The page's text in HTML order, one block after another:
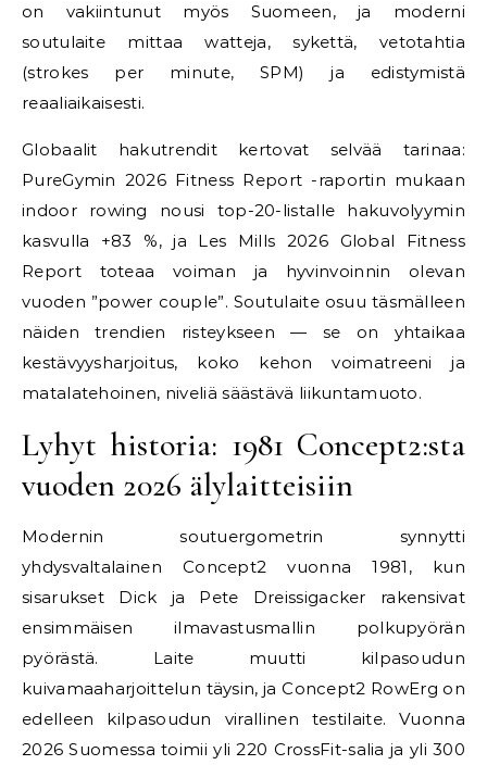
on vakiintunut myös Suomeen, ja moderni
soutulaite mittaa watteja, sykettä, vetotahtia
(strokes per minute, SPM) ja edistymistä
reaaliaikaisesti.
Globaalit hakutrendit kertovat selvää tarinaa:
PureGymin 2026 Fitness Report -raportin mukaan
indoor rowing nousi top-20-listalle hakuvolyymin
kasvulla +83 %, ja Les Mills 2026 Global Fitness
Report toteaa voiman ja hyvinvoinnin olevan
vuoden ”power couple”. Soutulaite osuu täsmälleen
näiden trendien risteykseen — se on yhtaikaa
kestävyysharjoitus, koko kehon voimatreeni ja
matalatehoinen, niveliä säästävä liikuntamuoto.
Lyhyt historia: 1981 Concept2:sta
vuoden 2026 älylaitteisiin
Modernin soutuergometrin synnytti
yhdysvaltalainen Concept2 vuonna 1981, kun
sisarukset Dick ja Pete Dreissigacker rakensivat
ensimmäisen ilmavastusmallin polkupyörän
pyörästä. Laite muutti kilpasoudun
kuivamaaharjoittelun täysin, ja Concept2 RowErg on
edelleen kilpasoudun virallinen testilaite. Vuonna
2026 Suomessa toimii yli 220 CrossFit-salia ja yli 300